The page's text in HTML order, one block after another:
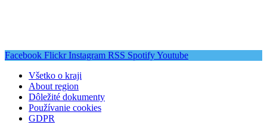
Facebook Flickr Instagram RSS SpotifyYoutube
Všetko o kraji
About region
Dôležité dokumenty
Používanie cookies
GDPR